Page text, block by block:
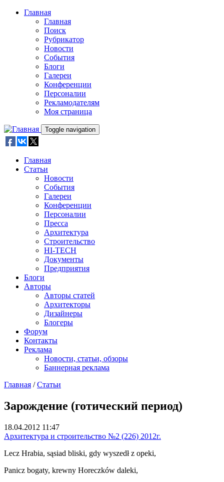
Skip to main content
Главная
Главная
Поиск
Рубрикатор
Новости
События
Блоги
Галереи
Конференции
Персоналии
Рекламодателям
Моя страница
Toggle navigation
Главная
Статьи
Новости
События
Галереи
Конференции
Персоналии
Пресса
Архитектура
Строительство
HI-TECH
Документы
Предприятия
Блоги
Авторы
Авторы статей
Архитекторы
Дизайнеры
Блогеры
Форум
Контакты
Реклама
Новости, статьи, обзоры
Баннерная реклама
Главная / Статьи
Зарождение (готический период)
18.04.2012 11:47
Архитектура и строительство №2 (226) 2012г.
Lecz Hrabia, sąsiad bliski, gdy wyszedł z opeki,
Panicz bogaty, krewny Horeczków daleki,